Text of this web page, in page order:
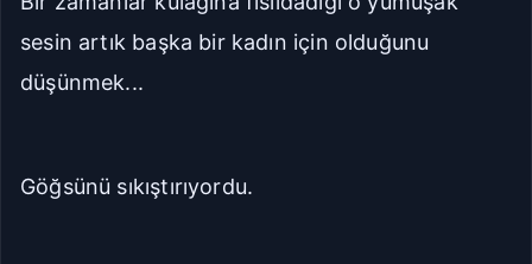
sesin artık başka bir kadın için olduğunu
düşünmek...
Göğsünü sıkıştırıyordu.